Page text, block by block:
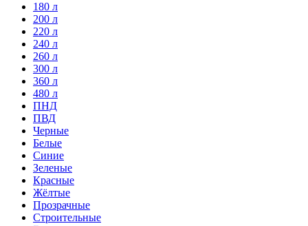
180 л
200 л
220 л
240 л
260 л
300 л
360 л
480 л
ПНД
ПВД
Черные
Белые
Синие
Зеленые
Красные
Жёлтые
Прозрачные
Строительные